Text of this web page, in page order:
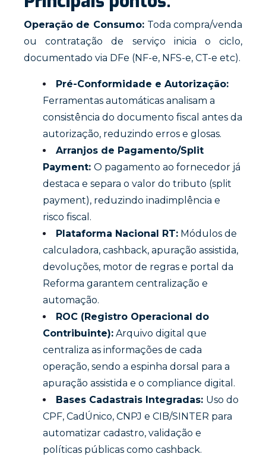
Operação de Consumo: Toda compra/venda
ou contratação de serviço inicia o ciclo,
documentado via DFe (NF-e, NFS-e, CT-e etc).
Pré-Conformidade e Autorização:
Ferramentas automáticas analisam a
consistência do documento fiscal antes da
autorização, reduzindo erros e glosas.
Arranjos de Pagamento/Split
Payment: O pagamento ao fornecedor já
destaca e separa o valor do tributo (split
payment), reduzindo inadimplência e
risco fiscal.
Plataforma Nacional RT: Módulos de
calculadora, cashback, apuração assistida,
devoluções, motor de regras e portal da
Reforma garantem centralização e
automação.
ROC (Registro Operacional do
Contribuinte): Arquivo digital que
centraliza as informações de cada
operação, sendo a espinha dorsal para a
apuração assistida e o compliance digital.
Bases Cadastrais Integradas: Uso do
CPF, CadÚnico, CNPJ e CIB/SINTER para
automatizar cadastro, validação e
políticas públicas como cashback.